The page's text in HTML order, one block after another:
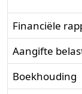
Financiële
Aangifte
Boekhouding